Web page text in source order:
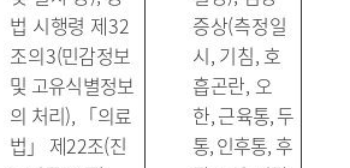
법 시행령 제32
조의3(민감정보
및 고유식별정보
의 처리), 「의료
법 」 제22조(진
증상(측정일
시, 기침, 호
흡곤란, 오
한,근육통,두
통,인후통, 후